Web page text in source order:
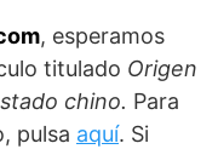
, esperamos
titulado Origen
chino. Para
pulsa aquí. Si